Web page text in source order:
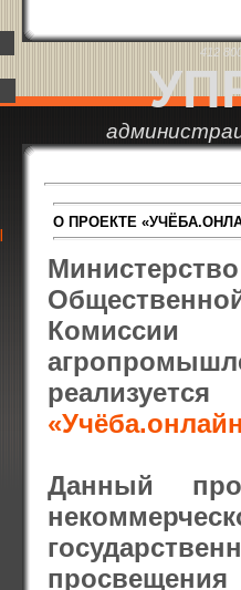
412
О ПРОЕКТЕ
Данный